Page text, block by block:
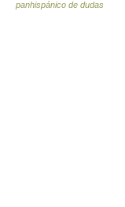
panhispánico de dudas